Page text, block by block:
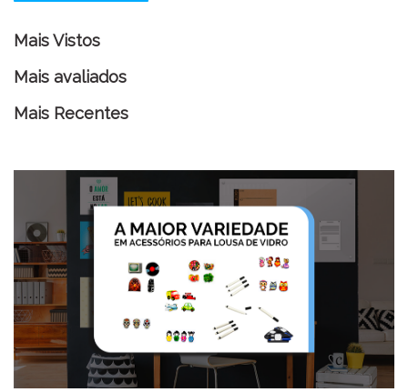
Mais Vistos
Mais avaliados
Mais Recentes